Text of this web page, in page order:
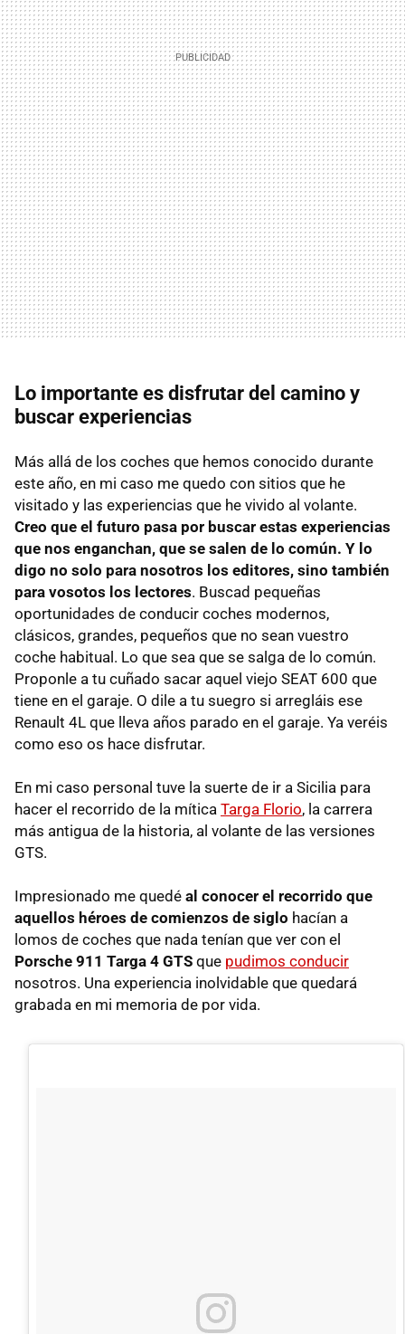
Lo importante es disfrutar del camino y
buscar experiencias
Más allá de los coches que hemos conocido durante
este año, en mi caso me quedo con sitios que he
visitado y las experiencias que he vivido al volante.
Creo que el futuro pasa por buscar estas experiencias
que nos enganchan, que se salen de lo común. Y lo
digo no solo para nosotros los editores, sino también
para vosotos los lectores. Buscad pequeñas
oportunidades de conducir coches modernos,
clásicos, grandes, pequeños que no sean vuestro
coche habitual. Lo que sea que se salga de lo común.
Proponle a tu cuñado sacar aquel viejo SEAT 600 que
tiene en el garaje. O dile a tu suegro si arregláis ese
Renault 4L que lleva años parado en el garaje. Ya veréis
como eso os hace disfrutar.
En mi caso personal tuve la suerte de ir a Sicilia para
hacer el recorrido de la mítica Targa Florio, la carrera
más antigua de la historia, al volante de las versiones
GTS.
Impresionado me quedé al conocer el recorrido que
aquellos héroes de comienzos de siglo hacían a
lomos de coches que nada tenían que ver con el
Porsche 911 Targa 4 GTS que pudimos conducir
nosotros. Una experiencia inolvidable que quedará
grabada en mi memoria de por vida.